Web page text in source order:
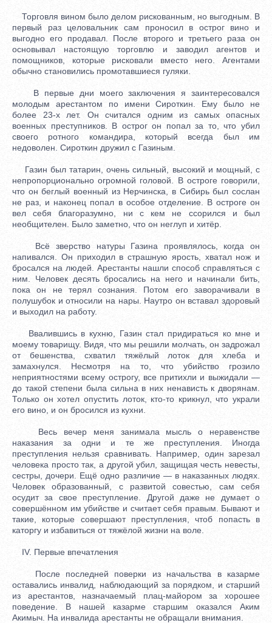
Торговля вином было делом рискованным, но выгодным. В
первый раз целовальник сам проносил в острог вино и
выгодно его продавал. После второго и третьего раза он
основывал настоящую торговлю и заводил агентов и
помощников, которые рисковали вместо него. Агентами
обычно становились промотавшиеся гуляки.
В первые дни моего заключения я заинтересовался
молодым арестантом по имени Сироткин. Ему было не
более 23-х лет. Он считался одним из самых опасных
военных преступников. В острог он попал за то, что убил
своего ротного командира, который всегда был им
недоволен. Сироткин дружил с Газиным.
Газин был татарин, очень сильный, высокий и мощный, с
непропорционально огромной головой. В остроге говорили,
что он беглый военный из Нерчинска, в Сибирь был сослан
не раз, и наконец попал в особое отделение. В остроге он
вел себя благоразумно, ни с кем не ссорился и был
необщителен. Было заметно, что он неглуп и хитёр.
Всё зверство натуры Газина проявлялось, когда он
напивался. Он приходил в страшную ярость, хватал нож и
бросался на людей. Арестанты нашли способ справляться с
ним. Человек десять бросались на него и начинали бить,
пока он не терял сознания. Потом его заворачивали в
полушубок и относили на нары. Наутро он вставал здоровый
и выходил на работу.
Ввалившись в кухню, Газин стал придираться ко мне и
моему товарищу. Видя, что мы решили молчать, он задрожал
от бешенства, схватил тяжёлый лоток для хлеба и
замахнулся. Несмотря на то, что убийство грозило
неприятностями всему острогу, все притихли и выжидали —
до такой степени была сильна в них ненависть к дворянам.
Только он хотел опустить лоток, кто-то крикнул, что украли
его вино, и он бросился из кухни.
Весь вечер меня занимала мысль о неравенстве
наказания за одни и те же преступления. Иногда
преступления нельзя сравнивать. Например, один зарезал
человека просто так, а другой убил, защищая честь невесты,
сестры, дочери. Ещё одно различие — в наказанных людях.
Человек образованный, с развитой совестью, сам себя
осудит за свое преступление. Другой даже не думает о
совершённом им убийстве и считает себя правым. Бывают и
такие, которые совершают преступления, чтоб попасть в
каторгу и избавиться от тяжёлой жизни на воле.
IV. Первые впечатления
После последней поверки из начальства в казарме
оставались инвалид, наблюдающий за порядком, и старший
из арестантов, назначаемый плац-майором за хорошее
поведение. В нашей казарме старшим оказался Аким
Акимыч. На инвалида арестанты не обращали внимания.